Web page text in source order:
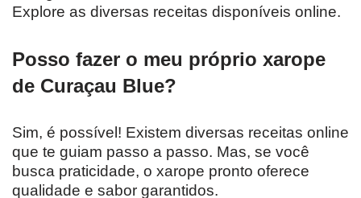
Explore as diversas receitas disponíveis online.
Posso fazer o meu próprio xarope
de Curaçau Blue?
Sim, é possível! Existem diversas receitas online
que te guiam passo a passo. Mas, se você
busca praticidade, o xarope pronto oferece
qualidade e sabor garantidos.